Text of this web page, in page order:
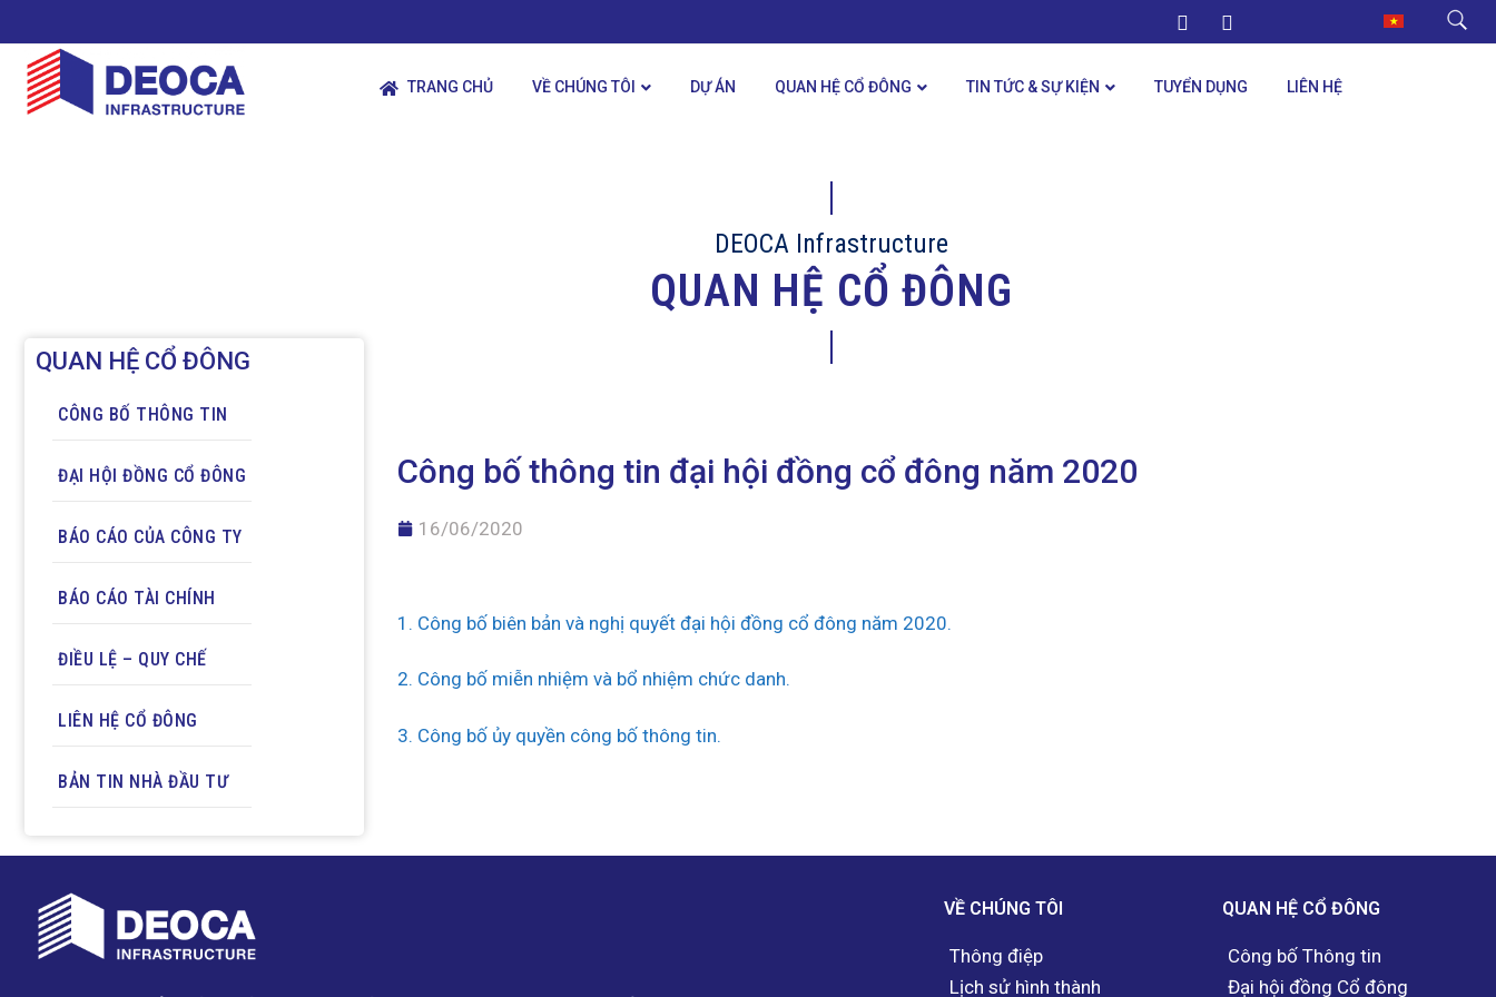
TRANG CHỦ VỀ CHÚNG TÔI DỰ ÁN QUAN HỆ CỔ ĐÔNG TIN TỨC & SỰ KIỆN TUYỂN DỤNG LIÊN HỆ
DEOCA Infrastructure
QUAN HỆ CỔ ĐÔNG
QUAN HỆ CỔ ĐÔNG
CÔNG BỐ THÔNG TIN
ĐẠI HỘI ĐỒNG CỔ ĐÔNG
BÁO CÁO CỦA CÔNG TY
BÁO CÁO TÀI CHÍNH
ĐIỀU LỆ – QUY CHẾ
LIÊN HỆ CỔ ĐÔNG
BẢN TIN NHÀ ĐẦU TƯ
Công bố thông tin đại hội đồng cổ đông năm 2020
16/06/2020
1. Công bố biên bản và nghị quyết đại hội đồng cổ đông năm 2020.
2. Công bố miễn nhiệm và bổ nhiệm chức danh.
3. Công bố ủy quyền công bố thông tin.
VỀ CHÚNG TÔI
Thông điệp
Lịch sử hình thành
QUAN HỆ CỔ ĐÔNG
Công bố Thông tin
Đại hội đồng Cổ đông